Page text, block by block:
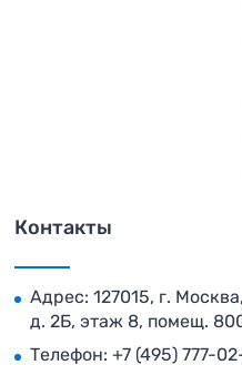
Контакты
Адрес: 127015, г.
д. 2Б, этаж 8, помещ.
Телефон: +7 (495) 777-